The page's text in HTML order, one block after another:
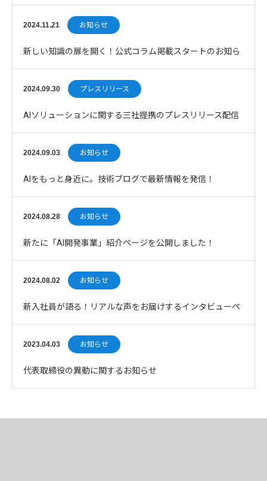
た
2024.11.21 お知らせ
新しい知識の扉を開く！公式コラム掲載スタートのお知ら
せ
2024.09.30 プレスリリース
AIソリューションに関する三社提携のプレスリリース配信
について
2024.09.03 お知らせ
AIをもっと身近に。技術ブログで最新情報を発信！
2024.08.28 お知らせ
新たに「AI開発事業」紹介ページを公開しました！
2024.08.02 お知らせ
新入社員が語る！リアルな声をお届けするインタビューペ
ージ公開
2023.04.03 お知らせ
代表取締役の異動に関するお知らせ